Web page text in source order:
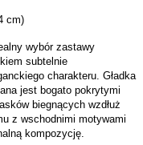
cm)
wybór zastawy
subtelnie
charakteru. Gładka
jest bogato pokrytymi
biegnących wzdłuż
z wschodnimi motywami
kompozycję.